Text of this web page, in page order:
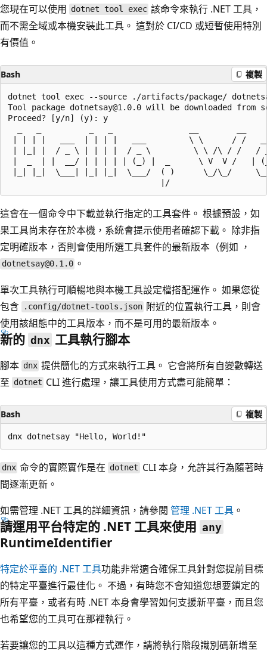
您現在可以使用 dotnet tool exec 該命令來執行 .NET 工具，
而不需全域或本機安裝此工具。 這對於 CI/CD 或短暫使用特別
有價值。
Bash 複製
dotnet tool exec --source ./artifacts/package/
Tool package dotnetsay@1.0.0 will be downloaded from
Proceed? [y/n] (y): y
| | | |   ___  | | | |   ___         \ \      / /
| |_| |  / _ \ | | | |  / _ \         \ \ /\ / /   /
|  _  | |  __/ | | | | | (_) |  _      \ V  V /   |
|_| |_|  \___| |_| |_|  \___/  ( )      \_/\_/
這會在一個命令中下載並執行指定的工具套件。 根據預設，如
果工具尚未存在於本機，系統會提示使用者確認下載。 除非指
定明確版本，否則會使用所選工具套件的最新版本（例如 ，
dotnetsay@0.1.0 。
單次工具執行可順暢地與本機工具設定檔搭配運作。 如果您從
包含
.config/dotnet-tools.json 附近的位置執行工具，則會
使用該組態中的工具版本，而不是可用的最新版本。
新的 dnx 工具執行腳本
腳本 dnx 提供簡化的方式來執行工具。 它會將所有自變數轉送
至 dotnet CLI 進行處理，讓工具使用方式盡可能簡單：
Bash 複製
dnx 命令的實際實作是在 dotnet CLI 本身，允許其行為隨著時
間逐漸更新。
如需管理 .NET 工具的詳細資訊，請參閱 管理 .NET 工具 。
請運用平台特定的 .NET 工具來使用 any
RuntimeIdentifier
特定於平臺的 .NET 工具功能非常適合確保工具針對您提前目標
的特定平臺進行最佳化。 不過，有時您不會知道您想要鎖定的
所有平臺，或者有時 .NET 本身會學習如何支援新平臺，而且您
也希望您的工具可在那裡執行。
若要讓您的工具以這種方式運作，請將執行階段識別碼新增至